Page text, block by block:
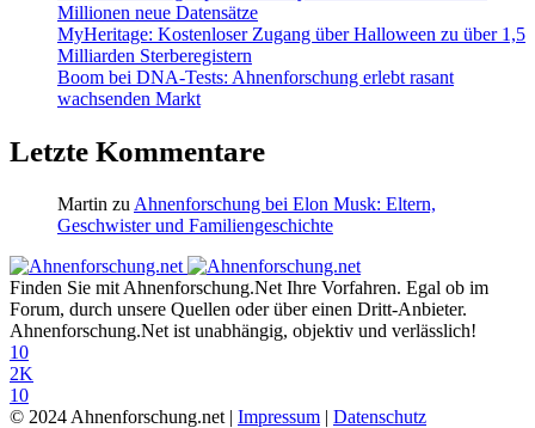
Millionen neue Datensätze
MyHeritage: Kostenloser Zugang über Halloween zu über 1,5
Milliarden Sterberegistern
Boom bei DNA-Tests: Ahnenforschung erlebt rasant
wachsenden Markt
Letzte Kommentare
Martin zu Ahnenforschung bei Elon Musk: Eltern,
Geschwister und Familiengeschichte
Finden Sie mit Ahnenforschung.Net Ihre Vorfahren. Egal ob im
Forum, durch unsere Quellen oder über einen Dritt-Anbieter.
Ahnenforschung.Net ist unabhängig, objektiv und verlässlich!
10
2K
10
© 2024 Ahnenforschung.net | Impressum | Datenschutz